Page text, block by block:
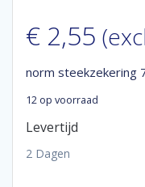
€ 2,55
norm steekzekering
12 op voorraad
Levertijd
2 Dagen